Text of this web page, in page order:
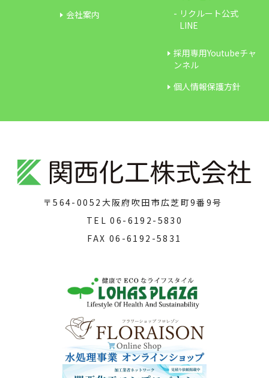
会社案内
リクルート公式
LINE
採用専用Youtubeチャ
ンネル
個人情報保護方針
〒564-0052 大阪府吹田市広芝町9番9号
TEL06-6192-5830
FAX 06-6192-5831